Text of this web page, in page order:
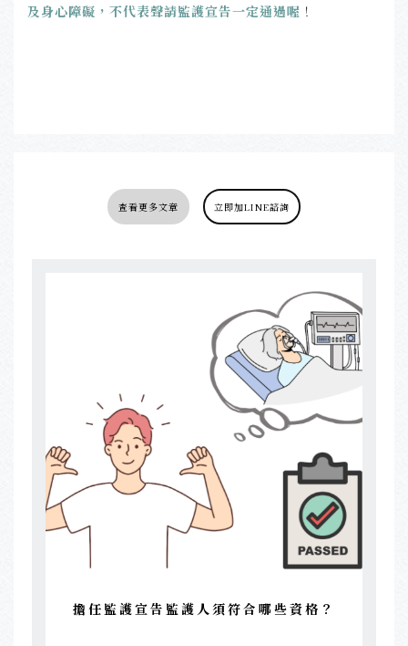
及身心障礙，不代表聲請監護宣告一定通過喔 ！
查看更多文章 立即加LINE諮詢
擔任監護宣告監護人須符合哪些資格？